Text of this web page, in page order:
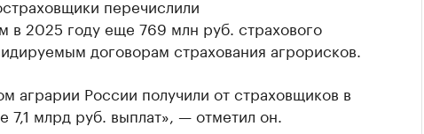
перечислили
в 2025 году еще 769 млн руб. страхового
договорам страхования агрорисков.
аграрии России получили от страховщиков в
7,1 млрд руб. выплат», — отметил он.